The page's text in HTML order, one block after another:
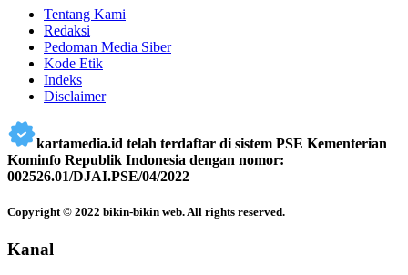
Tentang Kami
Redaksi
Pedoman Media Siber
Kode Etik
Indeks
Disclaimer
kartamedia.id telah terdaftar di sistem PSE Kementerian
Kominfo Republik Indonesia dengan nomor:
002526.01/DJAI.PSE/04/2022
Copyright © 2022 bikin-bikin web. All rights reserved.
Kanal